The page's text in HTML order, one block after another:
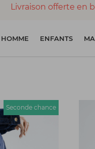
Livraison offerte en
HOMME ENFANTS
Seconde chance